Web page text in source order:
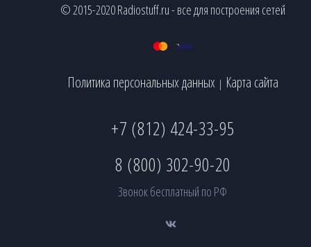
© 2015-2020 Radiostuff.ru - все для построения сетей
Политика персональных данных | Карта сайта
+7 (812) 424-33-95
8 (800) 302-90-20
Звонок бесплатный по РФ